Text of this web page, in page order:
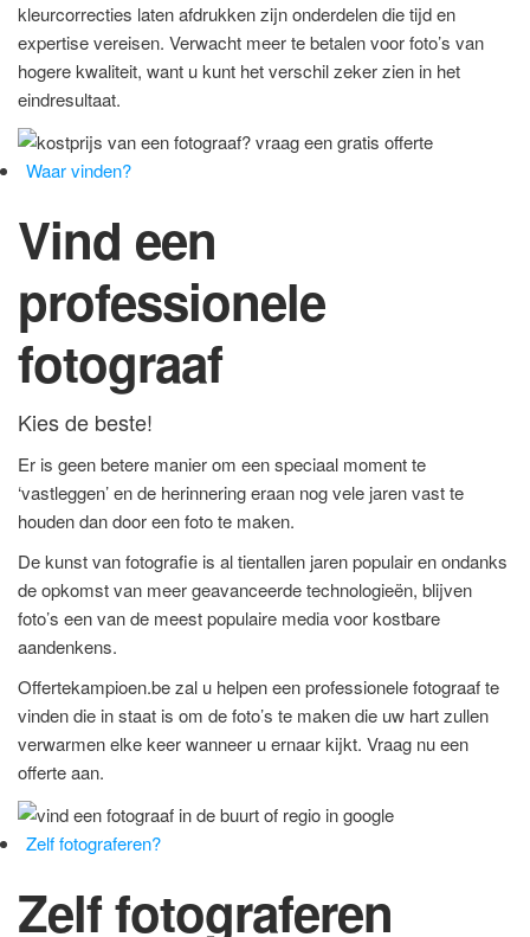
kleurcorrecties laten afdrukken zijn onderdelen die tijd en
expertise vereisen. Verwacht meer te betalen voor foto’s van
hogere kwaliteit, want u kunt het verschil zeker zien in het
eindresultaat.
Waar vinden?
Vind een
professionele
fotograaf
Kies de beste!
Er is geen betere manier om een speciaal moment te
‘vastleggen’ en de herinnering eraan nog vele jaren vast te
houden dan door een foto te maken.
De kunst van fotografie is al tientallen jaren populair en ondanks
de opkomst van meer geavanceerde technologieën, blijven
foto’s een van de meest populaire media voor kostbare
aandenkens.
Offertekampioen.be zal u helpen een professionele fotograaf te
vinden die in staat is om de foto’s te maken die uw hart zullen
verwarmen elke keer wanneer u ernaar kijkt. Vraag nu een
offerte aan.
Zelf fotograferen?
Zelf fotograferen